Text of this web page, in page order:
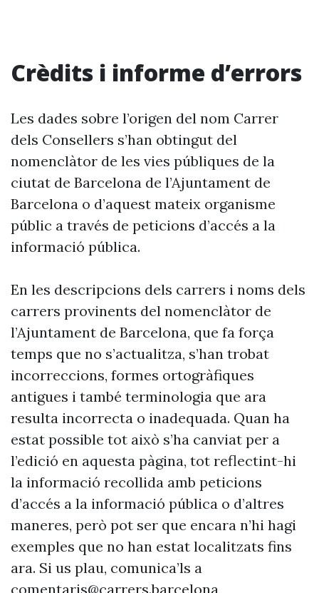
Crèdits i informe d’errors
Les dades sobre l’origen del nom Carrer
dels Consellers s’han obtingut del
nomenclàtor de les vies públiques de la
ciutat de Barcelona de l’Ajuntament de
Barcelona o d’aquest mateix organisme
públic a través de peticions d’accés a la
informació pública.
En les descripcions dels carrers i noms dels
carrers provinents del nomenclàtor de
l’Ajuntament de Barcelona, que fa força
temps que no s’actualitza, s’han trobat
incorreccions, formes ortogràfiques
antigues i també terminologia que ara
resulta incorrecta o inadequada. Quan ha
estat possible tot això s’ha canviat per a
l’edició en aquesta pàgina, tot reflectint-hi
la informació recollida amb peticions
d’accés a la informació pública o d’altres
maneres, però pot ser que encara n’hi hagi
exemples que no han estat localitzats fins
ara. Si us plau, comunica’ls a
comentaris@carrers.barcelona